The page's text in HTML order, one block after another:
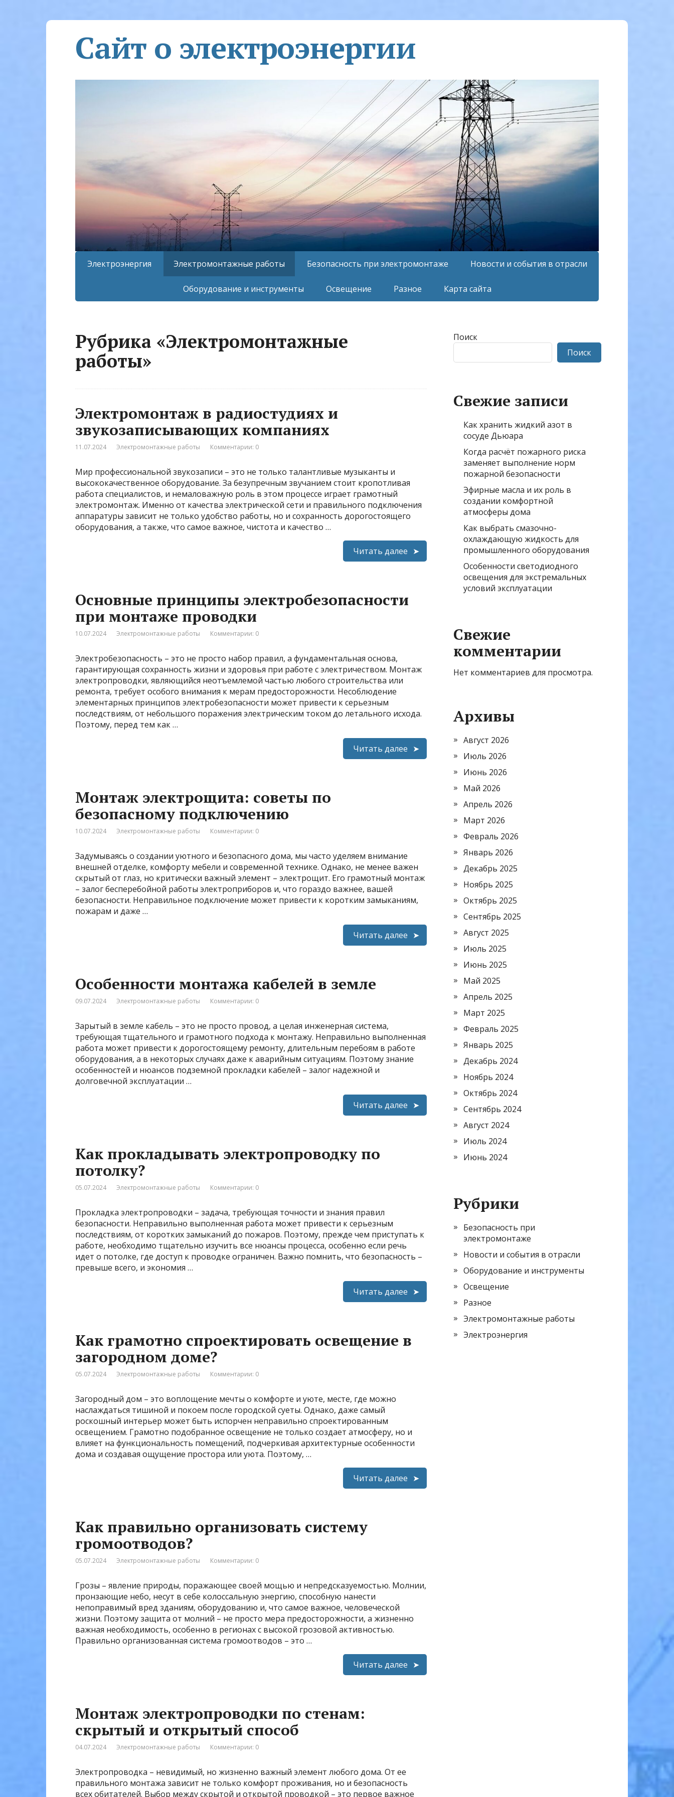
Сайт о электроэнергии
Электроэнергия Электромонтажные работы Безопасность при электромонтаже Новости и события в отрасли
Оборудование и инструменты Освещение Разное Карта сайта
Рубрика «Электромонтажные
работы»
Электромонтаж в радиостудиях и
звукозаписывающих компаниях
11.07.2024 Электромонтажные работы Комментарии: 0
Мир профессиональной звукозаписи – это не только талантливые музыканты и
высококачественное оборудование. За безупречным звучанием стоит кропотливая
работа специалистов, и немаловажную роль в этом процессе играет грамотный
электромонтаж. Именно от качества электрической сети и правильного подключения
аппаратуры зависит не только удобство работы, но и сохранность дорогостоящего
оборудования, а также, что самое важное, чистота и качество …
Читать далее
Основные принципы электробезопасности
при монтаже проводки
10.07.2024 Электромонтажные работы Комментарии: 0
Электробезопасность – это не просто набор правил, а фундаментальная основа,
гарантирующая сохранность жизни и здоровья при работе с электричеством. Монтаж
электропроводки, являющийся неотъемлемой частью любого строительства или
ремонта, требует особого внимания к мерам предосторожности. Несоблюдение
элементарных принципов электробезопасности может привести к серьезным
последствиям, от небольшого поражения электрическим током до летального исхода.
Поэтому, перед тем как …
Читать далее
Монтаж электрощита: советы по
безопасному подключению
10.07.2024 Электромонтажные работы Комментарии: 0
Задумываясь о создании уютного и безопасного дома, мы часто уделяем внимание
внешней отделке, комфорту мебели и современной технике. Однако, не менее важен
скрытый от глаз, но критически важный элемент – электрощит. Его грамотный монтаж
– залог бесперебойной работы электроприборов и, что гораздо важнее, вашей
безопасности. Неправильное подключение может привести к коротким замыканиям,
пожарам и даже …
Читать далее
Особенности монтажа кабелей в земле
09.07.2024 Электромонтажные работы Комментарии: 0
Зарытый в земле кабель – это не просто провод, а целая инженерная система,
требующая тщательного и грамотного подхода к монтажу. Неправильно выполненная
работа может привести к дорогостоящему ремонту, длительным перебоям в работе
оборудования, а в некоторых случаях даже к аварийным ситуациям. Поэтому знание
особенностей и нюансов подземной прокладки кабелей – залог надежной и
долговечной эксплуатации …
Читать далее
Как прокладывать электропроводку по
потолку?
05.07.2024 Электромонтажные работы Комментарии: 0
Прокладка электропроводки – задача, требующая точности и знания правил
безопасности. Неправильно выполненная работа может привести к серьезным
последствиям, от коротких замыканий до пожаров. Поэтому, прежде чем приступать к
работе, необходимо тщательно изучить все нюансы процесса, особенно если речь
идет о потолке, где доступ к проводке ограничен. Важно помнить, что безопасность –
превыше всего, и экономия …
Читать далее
Как грамотно спроектировать освещение в
загородном доме?
05.07.2024 Электромонтажные работы Комментарии: 0
Загородный дом – это воплощение мечты о комфорте и уюте, месте, где можно
наслаждаться тишиной и покоем после городской суеты. Однако, даже самый
роскошный интерьер может быть испорчен неправильно спроектированным
освещением. Грамотно подобранное освещение не только создает атмосферу, но и
влияет на функциональность помещений, подчеркивая архитектурные особенности
дома и создавая ощущение простора или уюта. Поэтому, …
Читать далее
Как правильно организовать систему
громоотводов?
05.07.2024 Электромонтажные работы Комментарии: 0
Грозы – явление природы, поражающее своей мощью и непредсказуемостью. Молнии,
пронзающие небо, несут в себе колоссальную энергию, способную нанести
непоправимый вред зданиям, оборудованию и, что самое важное, человеческой
жизни. Поэтому защита от молний – не просто мера предосторожности, а жизненно
важная необходимость, особенно в регионах с высокой грозовой активностью.
Правильно организованная система громоотводов – это …
Читать далее
Монтаж электропроводки по стенам:
скрытый и открытый способ
04.07.2024 Электромонтажные работы Комментарии: 0
Электропроводка – невидимый, но жизненно важный элемент любого дома. От ее
правильного монтажа зависит не только комфорт проживания, но и безопасность
всех обитателей. Выбор между скрытой и открытой проводкой – это первое важное
Поиск
Поиск
Свежие записи
Как хранить жидкий азот в
сосуде Дьюара
Когда расчёт пожарного риска
заменяет выполнение норм
пожарной безопасности
Эфирные масла и их роль в
создании комфортной
атмосферы дома
Как выбрать смазочно-
охлаждающую жидкость для
промышленного оборудования
Особенности светодиодного
освещения для экстремальных
условий эксплуатации
Свежие
комментарии
Нет комментариев для просмотра.
Архивы
Август 2026
Июль 2026
Июнь 2026
Май 2026
Апрель 2026
Март 2026
Февраль 2026
Январь 2026
Декабрь 2025
Ноябрь 2025
Октябрь 2025
Сентябрь 2025
Август 2025
Июль 2025
Июнь 2025
Май 2025
Апрель 2025
Март 2025
Февраль 2025
Январь 2025
Декабрь 2024
Ноябрь 2024
Октябрь 2024
Сентябрь 2024
Август 2024
Июль 2024
Июнь 2024
Рубрики
Безопасность при
электромонтаже
Новости и события в отрасли
Оборудование и инструменты
Освещение
Разное
Электромонтажные работы
Электроэнергия